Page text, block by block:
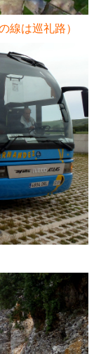
線は巡礼路）